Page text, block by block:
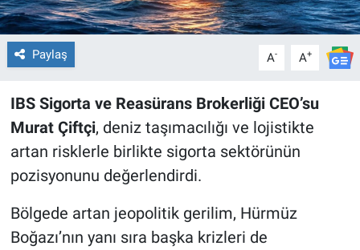
Paylaş A- A+
IBS Sigorta ve Reasürans Brokerliği CEO’su
Murat Çiftçi, deniz taşımacılığı ve lojistikte
artan risklerle birlikte sigorta sektörünün
pozisyonunu değerlendirdi.
Bölgede artan jeopolitik gerilim, Hürmüz
Boğazı’nın yanı sıra başka krizleri de